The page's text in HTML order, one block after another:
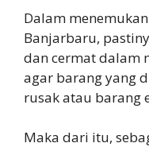
Dalam
Banjarbaru,
dan cermat dalam
agar barang yang
rusak atau barang
Maka dari itu,